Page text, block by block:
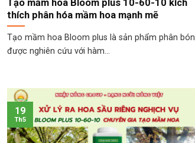
Tạo mầm hoa Bloom plus 10-60-10 kích
thích phân hóa mầm hoa mạnh mẽ
Tạo mầm hoa Bloom plus là sản phẩm phân bón
được nghiên cứu với hàm...
19
Th5